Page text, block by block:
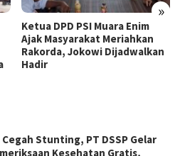
»
Ketua DPD PSI Muara Enim
Ajak Masyarakat Meriahkan
Rakorda, Jokowi Dijadwalkan
Hadir
Stunting, PT DSSP Gelar
Kesehatan Gratis,